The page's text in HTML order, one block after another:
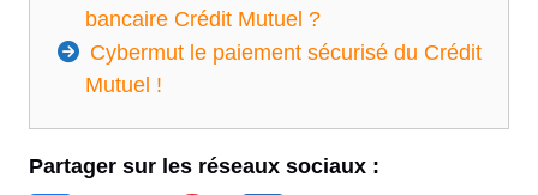
bancaire Crédit Mutuel ?
Cybermut le paiement sécurisé du Crédit
Mutuel !
Partager sur les réseaux sociaux :